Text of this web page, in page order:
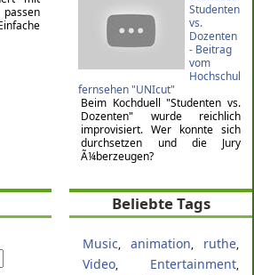
Studenten
vs.
Dozenten
- Beitrag
vom
Hochschul
fernsehen "UNIcut"
Beim Kochduell "Studenten vs.
Dozenten" wurde reichlich
improvisiert. Wer konnte sich
durchsetzen und die Jury
Ã¼berzeugen?
Beliebte Tags
Music,animation, ruthe,
Video, Entertainment,